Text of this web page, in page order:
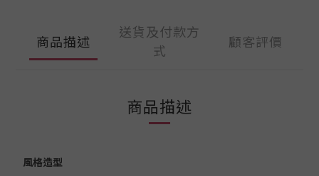
商品描述
送貨及付款方
式
顧客評價
商品描述
風格造型